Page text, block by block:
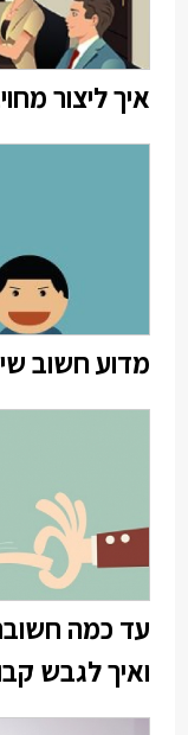
איך ליצור
מדוע חשוב
עד כמה
ואיך לגבש